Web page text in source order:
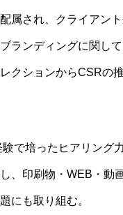
属され、クライアン
ランディングに関し
クションからCSRの
で培ったヒアリング
、印刷物・WEB・動
にも取り組む。